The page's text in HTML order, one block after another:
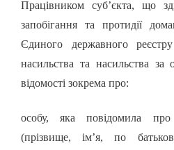
Працівником суб’єкта, що
запобігання та протидії
Єдиного державного
насильства та насильства за
відомості зокрема про:
особу, яка повідомила про
(прізвище, ім’я, по